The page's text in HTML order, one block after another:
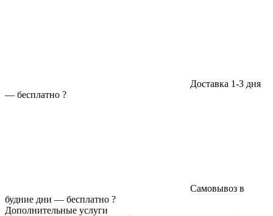
Доставка 1-3 дня
— бесплатно ?
Самовывоз в
будние дни — бесплатно ?
Дополнительные услуги